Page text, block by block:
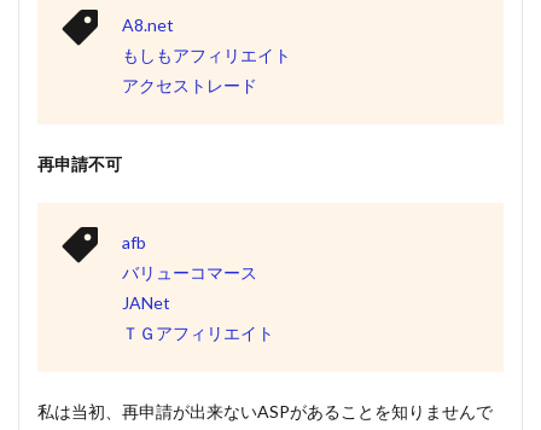
A8.net
もしもアフィリエイト
アクセストレード
再申請不可
afb
バリューコマース
JANet
ＴＧアフィリエイト
私は当初、再申請が出来ないASPがあることを知りませんで